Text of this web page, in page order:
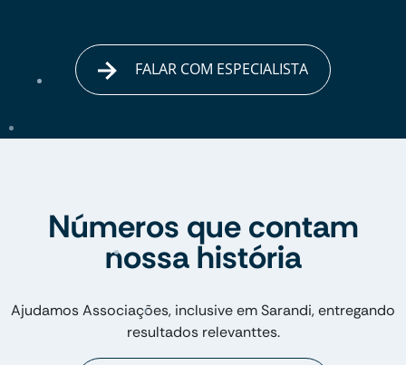
FALAR COM ESPECIALISTA
Números que contam
nossa história
Ajudamos Associações, inclusive em Sarandi, entregando
resultados relevanttes.